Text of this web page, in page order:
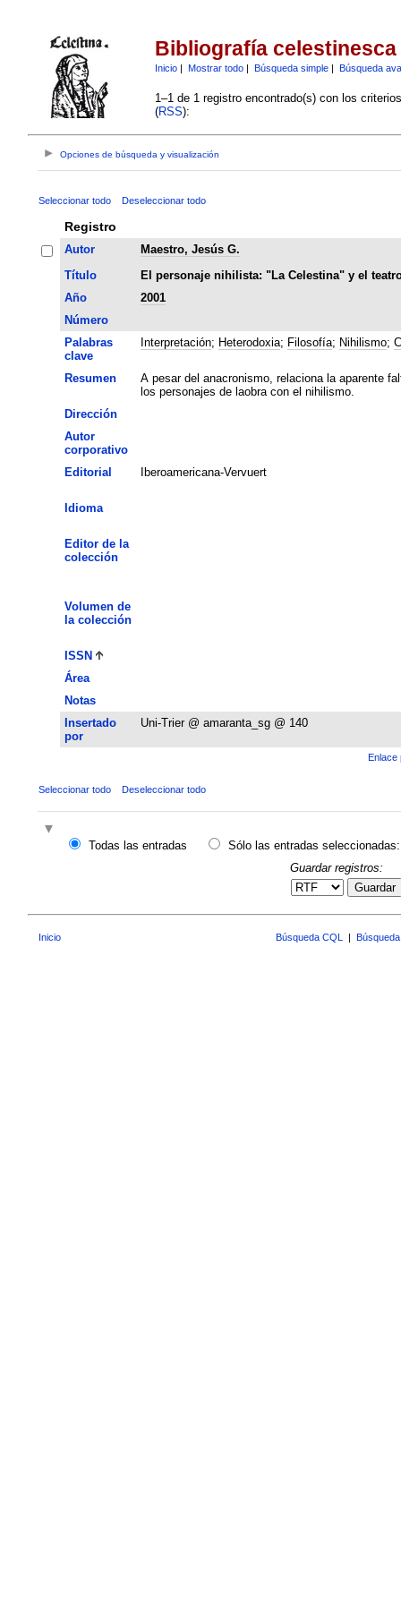
Bibliografía celestinesca
Inicio| Mostrar todo| Búsqueda simple| Búsqueda
1–1 de 1 registro encontrado(s) con los
(RSS):
Opciones de búsqueda y visualización
Seleccionar todo Deseleccionar todo
Registro
Autor
Maestro, Jesús G.
Título
El personaje nihilista: "La Celestina" y el
Año
2001
Número
Palabras
clave
Interpretación; Heterodoxia; Filosofía; Nihilismo;
Resumen
A pesar del anacronismo, relaciona la aparente
los personajes de laobra con el nihilismo.
Dirección
Autor
corporativo
Editorial
Iberoamericana-Vervuert
Idioma
Editor de la
colección
Volumen de
la colección
ISSN
Área
Notas
Insertado
por
Uni-Trier @ amaranta_sg @ 140
Enlace
Seleccionar todo Deseleccionar todo
Todas las entradas
Sólo las entradas seleccionadas:
Guardar registros:
Guardar
Inicio Búsqueda CQL